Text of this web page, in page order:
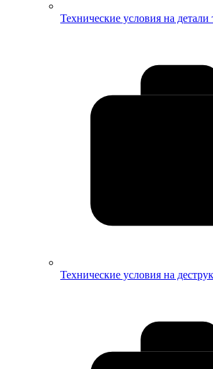
Технические условия на детали
Технические условия на